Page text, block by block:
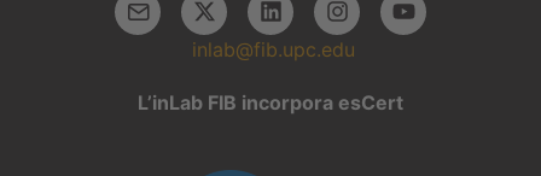
inlab@fib.upc.edu
L’inLab FIB incorpora esCert